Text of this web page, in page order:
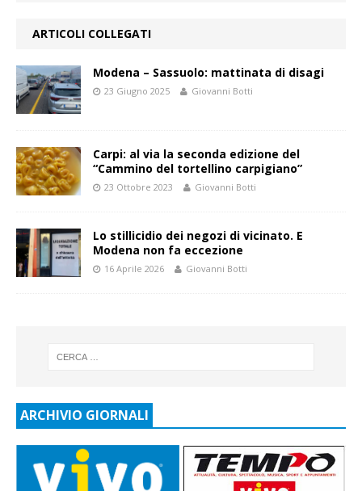
ARTICOLI COLLEGATI
Modena – Sassuolo: mattinata di disagi
23 Giugno 2025 Giovanni Botti
Carpi: al via la seconda edizione del
“Cammino del tortellino carpigiano”
23 Ottobre 2023 Giovanni Botti
Lo stillicidio dei negozi di vicinato. E
Modena non fa eccezione
16 Aprile 2026 Giovanni Botti
ARCHIVIO GIORNALI